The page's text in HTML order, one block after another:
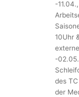
-
10Uhr
-
des
der